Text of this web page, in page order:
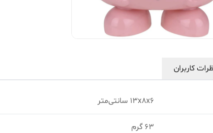
کاربران
13x8x6 سانتی‌متر
63 گرم